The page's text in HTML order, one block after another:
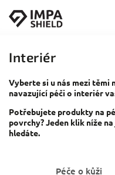
Interiér
Vyberte si u nás mezi těmi
navazující péči o interiér
Potřebujete produkty na
povrchy? Jeden klik níže
hledáte.
Péče o kůži